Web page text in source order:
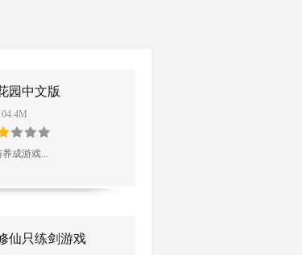
园中文版
成游戏...
仙只练剑游戏